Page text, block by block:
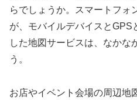
らでしょうか。スマートフォ
が、モバイルデバイスとGPS
した地図サービスは、なかな
う。
お店やイベント会場の周辺地